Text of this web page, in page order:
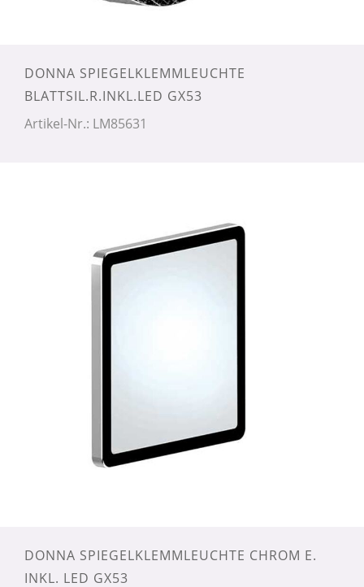
DONNA SPIEGELKLEMMLEUCHTE
BLATTSIL.R.INKL.LED GX53
Artikel-Nr.: LM85631
DONNA SPIEGELKLEMMLEUCHTE CHROM E.
INKL. LED GX53